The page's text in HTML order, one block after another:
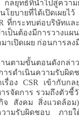
ลยุทธ์ที่นำไปสู่ความ
นโยบายที่ได้เปิดเผ
ที่กระทบต่อบริษัทแล
เป็นต้องมีการวางแผ
าเปิดเผย ก่อนการลง
านตามขั้นตอนดังกล่
การดำเนินความรั
รื่อง CSR เข้ากับก
รจัดการ รวมถึงตัวชี้
จ สังคม สิ่งแวดล้อม
วามรับผิดชอบ ภายใ